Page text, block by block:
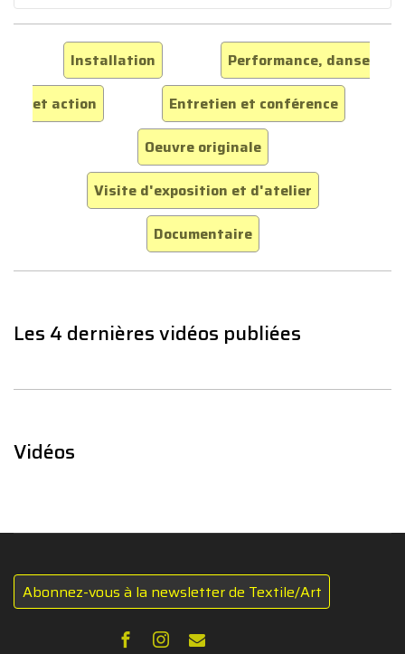
Installation
Performance, danse
et action
Entretien et conférence
Oeuvre originale
Visite d'exposition et d'atelier
Documentaire
Les 4 dernières vidéos publiées
Vidéos
Abonnez-vous à la newsletter de Textile/Art